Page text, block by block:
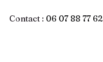
Contact : 06 07 88 77 62